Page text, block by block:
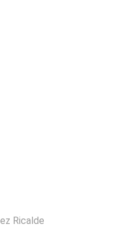
Ricalde